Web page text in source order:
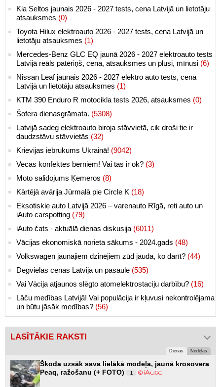
Kia Seltos jaunais 2026 - 2027 tests, cena Latvijā un lietotāju
atsauksmes (0)
Toyota Hilux elektroauto 2026 - 2027 tests, cena Latvijā un
lietotāju atsauksmes (1)
Mercedes-Benz GLC EQ jaunā 2026 - 2027 elektroauto tests
Latvijā reāls patēriņš, cena, atsauksmes un plusi, mīnusi (6)
Nissan Leaf jaunais 2026 - 2027 elektro auto tests, cena
Latvijā un lietotāju atsauksmes (1)
KTM 390 Enduro R motocikla tests 2026, atsauksmes (0)
Šofera dienasgrāmata. (5308)
Latvijā sadeg elektroauto biroja stāvvietā, cik droši tie ir
daudzstāvu stāvvietās (32)
Krievijas iebrukums Ukrainā! (9042)
Vecas konfektes bērniem! Vai tas ir ok? (3)
Moto salidojums Ķemeros (8)
Kārtējā avārija Jūrmalā pie Circle K (18)
Eksotiskie auto Latvijā 2026 – varenauto Rīgā, reti auto un
iAuto carspotting (79)
iAuto čats - aktuālā dienas diskusija (6011)
Vācijas ekonomiskā norieta sākums - 2024.gads (48)
Volkswagen jaunajiem dzinējiem zūd jauda, ko darīt? (44)
Degvielas cenas Latvijā un pasaulē (535)
Vai Vācija atjaunos slēgto atomelektrostaciju darbību? (16)
Lāču medības Latvijā! Vai populācija ir kļuvusi nekontrolējama
un būtu jāsāk medības? (56)
LASĪTĀKIE RAKSTI
Dienas Nedēļas
Škoda uzsāk sava lielākā modeļa, jaunā krosovera
Peaq, ražošanu (+ FOTO)
1